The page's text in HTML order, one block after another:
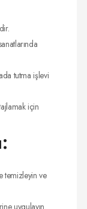
tutma işlevi
için
temizleyin ve